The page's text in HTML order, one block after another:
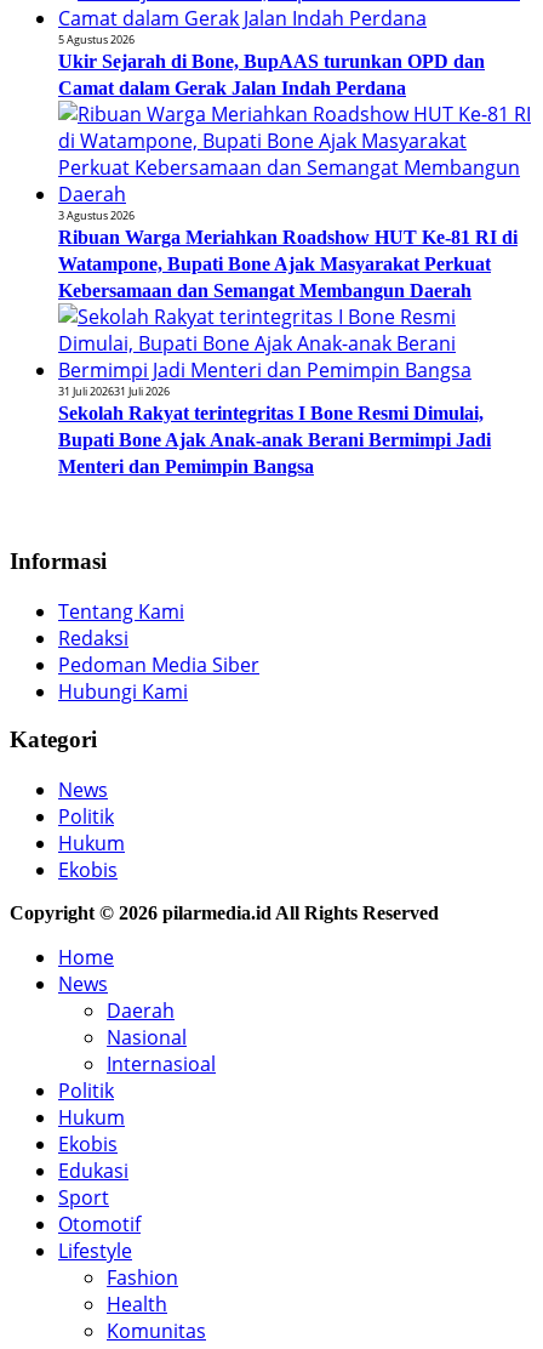
5 Agustus 2026
Ukir Sejarah di Bone, BupAAS turunkan OPD dan
Camat dalam Gerak Jalan Indah Perdana
3 Agustus 2026
Ribuan Warga Meriahkan Roadshow HUT Ke-81 RI di
Watampone, Bupati Bone Ajak Masyarakat Perkuat
Kebersamaan dan Semangat Membangun Daerah
31 Juli 202631 Juli 2026
Sekolah Rakyat terintegritas I Bone Resmi Dimulai,
Bupati Bone Ajak Anak-anak Berani Bermimpi Jadi
Menteri dan Pemimpin Bangsa
Informasi
Tentang Kami
Redaksi
Pedoman Media Siber
Hubungi Kami
Kategori
News
Politik
Hukum
Ekobis
Copyright © 2026 pilarmedia.id All Rights Reserved
Home
News
Daerah
Nasional
Internasioal
Politik
Hukum
Ekobis
Edukasi
Sport
Otomotif
Lifestyle
Fashion
Health
Komunitas